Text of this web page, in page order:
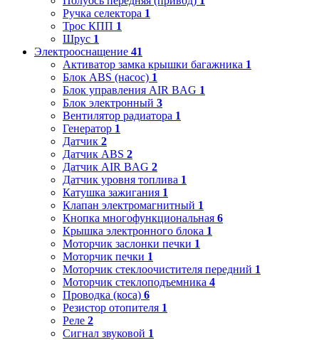
Ручка селектора 1
Трос КПП 1
Шрус 1
Электрооснащение 41
Активатор замка крышки багажника 1
Блок ABS (насос) 1
Блок управления AIR BAG 1
Блок электронный 3
Вентилятор радиатора 1
Генератор 1
Датчик 2
Датчик ABS 2
Датчик AIR BAG 2
Датчик уровня топлива 1
Катушка зажигания 1
Клапан электромагнитный 1
Кнопка многофункциональная 6
Крышка электронного блока 1
Моторчик заслонки печки 1
Моторчик печки 1
Моторчик стеклоочистителя передний 1
Моторчик стеклоподъемника 4
Проводка (коса) 6
Резистор отопителя 1
Реле 2
Сигнал звуковой 1